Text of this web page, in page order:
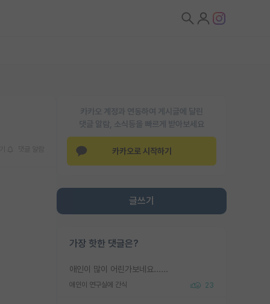
카카오 계정과 연동하여 게시글에 달린
댓글 알람, 소식등을 빠르게 받아보세요
카카오로 시작하기
글쓰기
가장 핫한 댓글은?
애인이 많이 어린가보네요......
애인이 연구실에 간식 23